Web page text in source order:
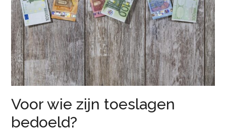
Voor wie zijn toeslagen
bedoeld?